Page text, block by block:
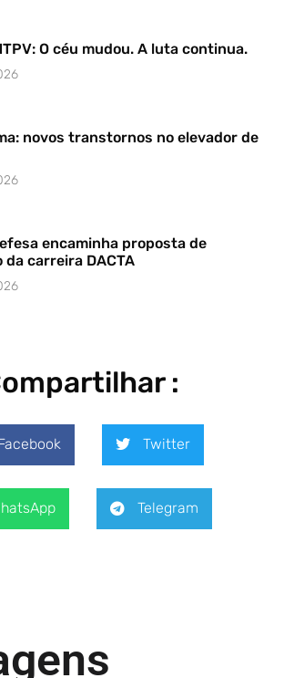
O céu mudou. A luta continua.
novos transtornos no elevador de
encaminha proposta de
carreira DACTA
:
Twitter
Telegram